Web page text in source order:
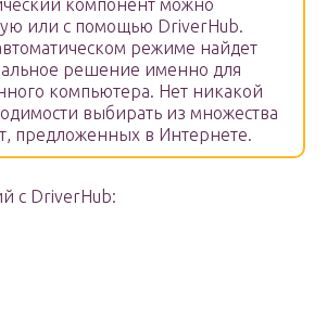
компонент можно
или с помощью DriverHub.
режиме найдет
решение именно для
компьютера. Нет никакой
выбирать из множества
предложенных в Интернете.
с DriverHub: